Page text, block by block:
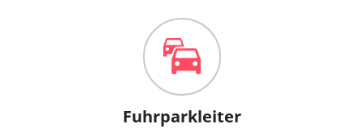
Fuhrparkleiter